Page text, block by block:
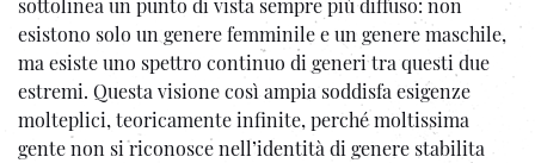
sottolinea un punto di vista sempre più diffuso: non
esistono solo un genere femminile e un genere maschile,
ma esiste uno spettro continuo di generi tra questi due
estremi. Questa visione così ampia soddisfa esigenze
molteplici, teoricamente infinite, perché moltissima
gente non si riconosce nell’identità di genere stabilita